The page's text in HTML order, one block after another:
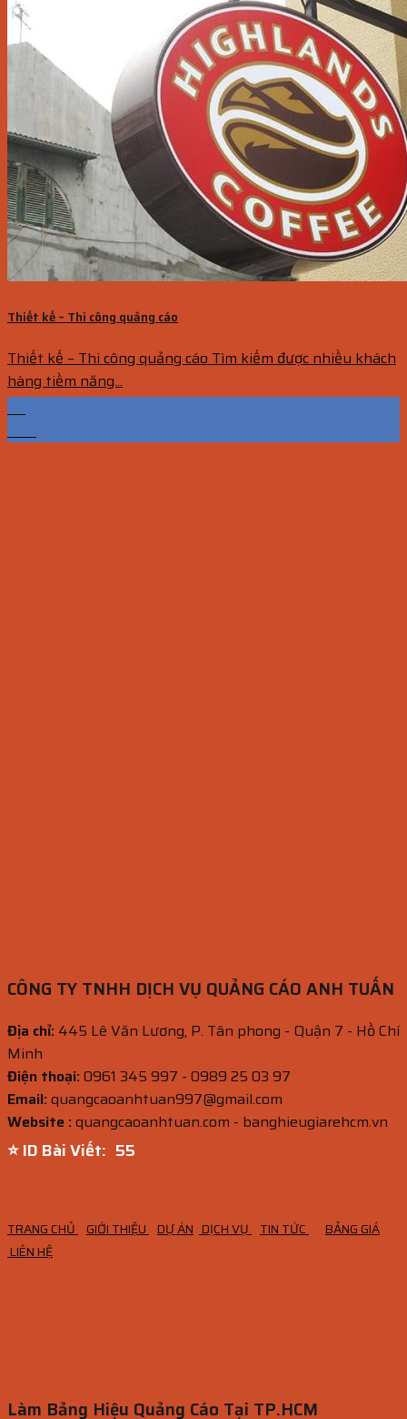
Thiết kế – Thi công quảng cáo
Thiết kế – Thi công quảng cáo Tìm kiếm được nhiều khách
hàng tiềm năng...
CÔNG TY TNHH DỊCH VỤ QUẢNG CÁO ANH TUẤN
Địa chỉ: 445 Lê Văn Lương, P. Tân phong - Quận 7 - Hồ Chí
Minh
Điện thoại:0961 345 997 - 0989 25 03 97
Email:quangcaoanhtuan997@gmail.com
Website :quangcaoanhtuan.com - banghieugiarehcm.vn
⭐ ID Bài Viết: 53
TRANG CHỦ GIỚI THIỆU DỰ ÁN DỊCH VỤ TIN TỨC
BẢNG GIÁ
LIÊN HỆ
Làm Bảng Hiệu Quảng Cáo Tại TP.HCM